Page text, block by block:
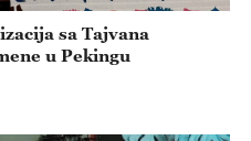
sa Tajvana
u Pekingu